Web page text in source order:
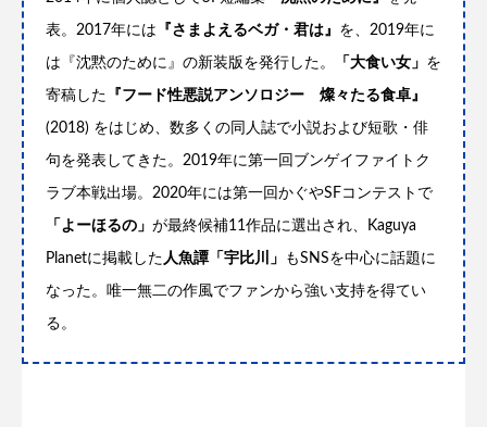
表。2017年には 『さまよえるベガ・君は』 を、2019年に
は『沈黙のために』の新装版を発行した。 「大食い女」 を
寄稿した 『フード性悪説アンソロジー 燦々たる食卓』
(2018) をはじめ、数多くの同人誌で小説および短歌・俳
句を発表してきた。2019年に第一回ブンゲイファイトク
ラブ本戦出場。2020年には第一回かぐやSFコンテストで
「よーほるの」 が最終候補11作品に選出され、Kaguya
Planetに掲載した 人魚譚「宇比川」 もSNSを中心に話題に
なった。唯一無二の作風でファンから強い支持を得てい
る。